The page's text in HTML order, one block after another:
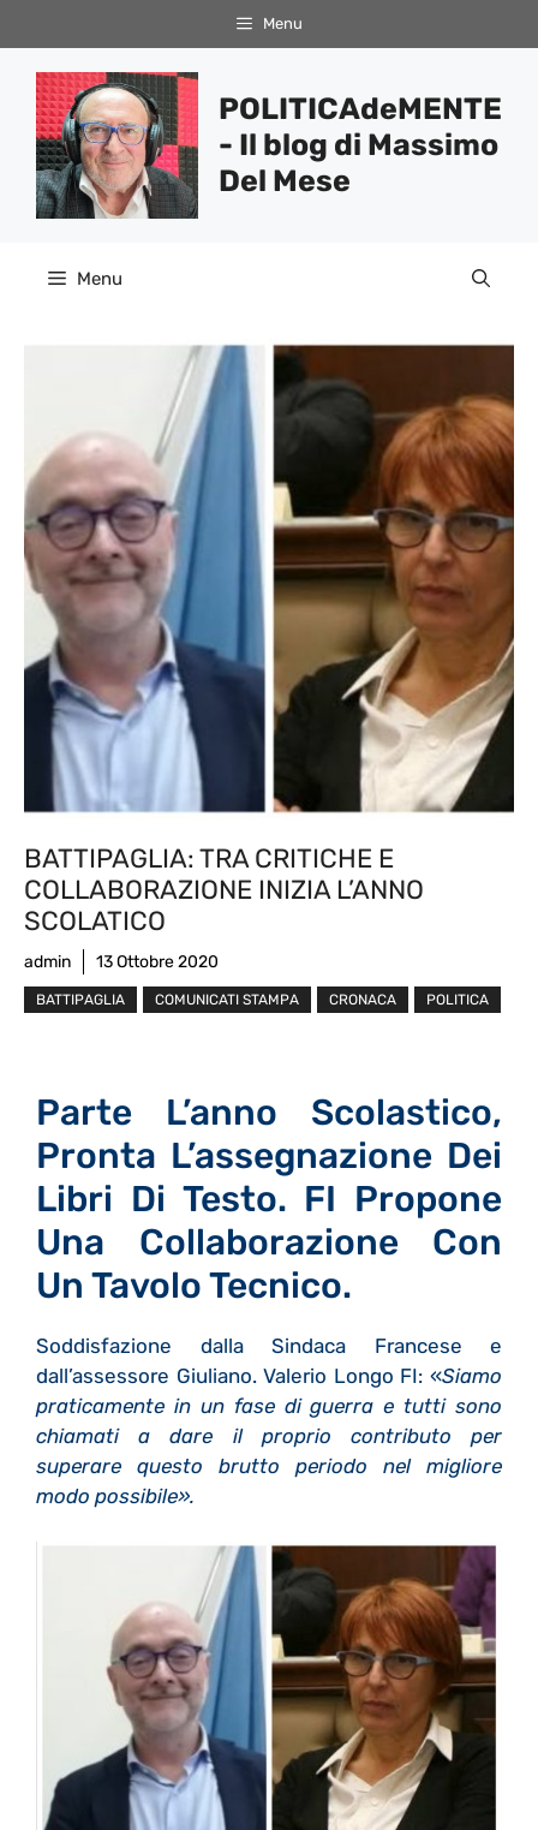
al
contenuto
Menu
POLITICAdeMENTE
- Il blog di Massimo
Del Mese
Menu
BATTIPAGLIA: TRA CRITICHE E
COLLABORAZIONE INIZIA L’ANNO
SCOLATICO
admin 13 Ottobre 2020
BATTIPAGLIA COMUNICATI STAMPA CRONACA POLITICA
Parte L’anno Scolastico,
Pronta L’assegnazione Dei
Libri Di Testo. FI Propone
Una Collaborazione Con
Un Tavolo Tecnico.
Soddisfazione dalla Sindaca Francese e
dall’assessore Giuliano. Valerio Longo FI: «Siamo
praticamente in un fase di guerra e tutti sono
chiamati a dare il proprio contributo per
superare questo brutto periodo nel migliore
modo possibile».